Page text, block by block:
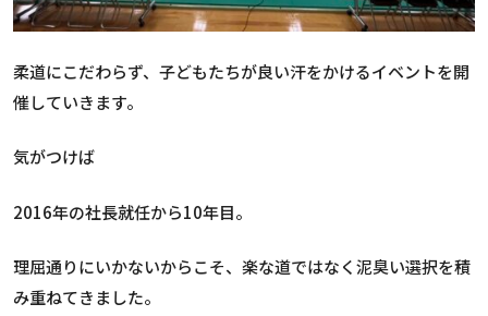
柔道にこだわらず、子どもたちが良い汗をかけるイベントを開
催していきます。
気がつけば
2016年の社長就任から10年目。
理屈通りにいかないからこそ、楽な道ではなく泥臭い選択を積
み重ねてきました。